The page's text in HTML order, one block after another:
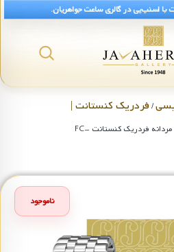
با اسنپ‌پی در گالری ساعت جواهریان.
/فردریک کنستانت |
/ ساعت مردانه فردریک کنستانت FC-
ناموجود